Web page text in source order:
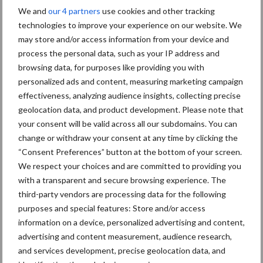
We and our 4 partners use cookies and other tracking
technologies to improve your experience on our website. We
may store and/or access information from your device and
process the personal data, such as your IP address and
browsing data, for purposes like providing you with
personalized ads and content, measuring marketing campaign
effectiveness, analyzing audience insights, collecting precise
geolocation data, and product development. Please note that
your consent will be valid across all our subdomains. You can
change or withdraw your consent at any time by clicking the
“Consent Preferences” button at the bottom of your screen.
We respect your choices and are committed to providing you
with a transparent and secure browsing experience. The
third-party vendors are processing data for the following
purposes and special features: Store and/or access
information on a device, personalized advertising and content,
advertising and content measurement, audience research,
and services development, precise geolocation data, and
betekent een ernstig verlies aan landbouwpotentieel,
biodiversiteiten voedselzekerheid. Het vraagt daarom om
aandacht van álle belanghebbenden: overheden, de agrarische
sector, onderzoeksinstellingen, onderwijs, NGO’s en lokale
gemeenschappen.
Herbebossing moet worden gezien als een strategische
investering in het herstel van grond, de bescherming van
gemeenschappen en de herleving van de landbouw. Bomen
planten moet een noodzakelijke activiteit worden, geen
vrijblijvende keuze.
Bron: Ministerie van Landbouw
Beeld: Brett Sayles via Pexels
Aanbevolen voor jou!